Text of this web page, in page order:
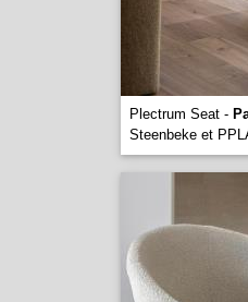
Plectrum Seat -
Steenbeke et